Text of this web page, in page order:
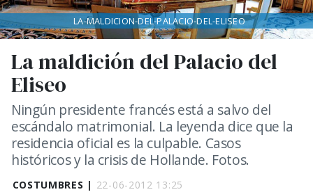
COSTUMBRES | 22-06-2012 13:25
La maldición del Palacio del
Eliseo
Ningún presidente francés está a salvo del
escándalo matrimonial. La leyenda dice que la
residencia oficial es la culpable. Casos
históricos y la crisis de Hollande. Fotos.
LA-MALDICION-DEL-PALACIO-DEL-ELISEO